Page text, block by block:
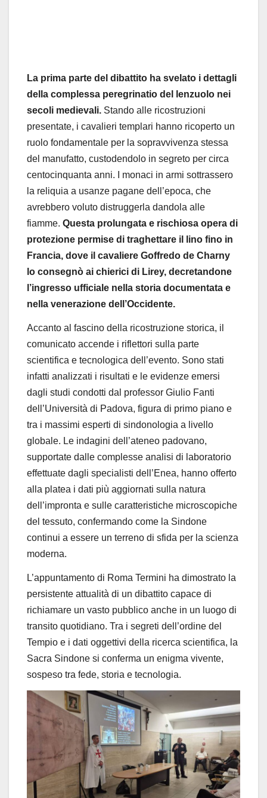
La prima parte del dibattito ha svelato i dettagli
della complessa peregrinatio del lenzuolo nei
secoli medievali. Stando alle ricostruzioni
presentate, i cavalieri templari hanno ricoperto un
ruolo fondamentale per la sopravvivenza stessa
del manufatto, custodendolo in segreto per circa
centocinquanta anni. I monaci in armi sottrassero
la reliquia a usanze pagane dell’epoca, che
avrebbero voluto distruggerla dandola alle
fiamme. Questa prolungata e rischiosa opera di
protezione permise di traghettare il lino fino in
Francia, dove il cavaliere Goffredo de Charny
lo consegnò ai chierici di Lirey, decretandone
l’ingresso ufficiale nella storia documentata e
nella venerazione dell’Occidente.
Accanto al fascino della ricostruzione storica, il
comunicato accende i riflettori sulla parte
scientifica e tecnologica dell’evento. Sono stati
infatti analizzati i risultati e le evidenze emersi
dagli studi condotti dal professor Giulio Fanti
dell’Università di Padova, figura di primo piano e
tra i massimi esperti di sindonologia a livello
globale. Le indagini dell’ateneo padovano,
supportate dalle complesse analisi di laboratorio
effettuate dagli specialisti dell’Enea, hanno offerto
alla platea i dati più aggiornati sulla natura
dell’impronta e sulle caratteristiche microscopiche
del tessuto, confermando come la Sindone
continui a essere un terreno di sfida per la scienza
moderna.
L’appuntamento di Roma Termini ha dimostrato la
persistente attualità di un dibattito capace di
richiamare un vasto pubblico anche in un luogo di
transito quotidiano. Tra i segreti dell’ordine del
Tempio e i dati oggettivi della ricerca scientifica, la
Sacra Sindone si conferma un enigma vivente,
sospeso tra fede, storia e tecnologia.